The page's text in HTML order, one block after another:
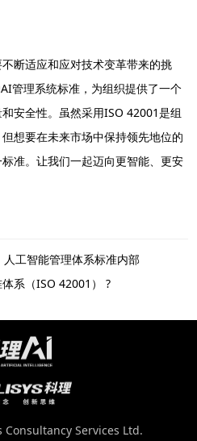
适应和应对技术变革带来的挑
管理系统标准，为组织提供了一个
安全性。虽然采用ISO 42001是组
想要在未来市场中保持领先地位的
准。让我们一起迈向更智能、更安
工智能管理体系标准内部
系（ISO 42001） ?
Services Ltd.